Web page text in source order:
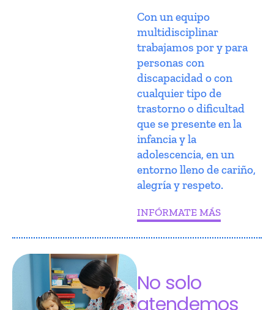
Con un equipo
multidisciplinar
trabajamos por y para
personas con
discapacidad o con
cualquier tipo de
trastorno o dificultad
que se presente en la
infancia y la
adolescencia, en un
entorno lleno de cariño,
alegría y respeto.
INFÓRMATE MÁS
No solo
atendemos